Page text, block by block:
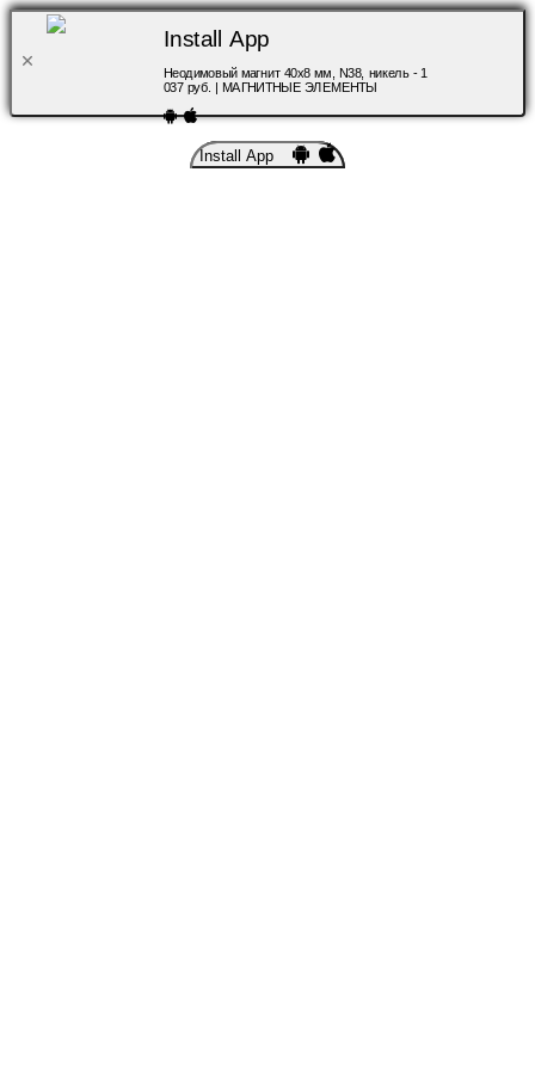
Install App
Неодимовый магнит 40х8 мм, N38, никель - 1
037 руб. | МАГНИТНЫЕ ЭЛЕМЕНТЫ
Install App